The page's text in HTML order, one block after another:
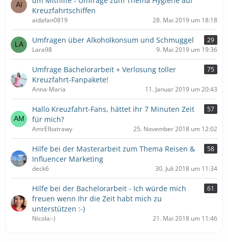
Kreuzfahrtschiffen
aidafan0819 28. Mai 2019 um 18:18
Umfragen über Alkoholkonsum und Schmuggel
29
Lara98
9. Mai 2019 um 19:36
Umfrage Bachelorarbeit + Verlosung toller
Kreuzfahrt-Fanpakete!
75
Anna-Maria 11. Januar 2019 um 20:43
Hallo Kreuzfahrt-Fans, hättet ihr 7 Minuten Zeit
für mich?
57
AmrElbatrawy 25. November 2018 um 12:02
Hilfe bei der Masterarbeit zum Thema Reisen &
Influencer Marketing
58
deck6 30. Juli 2018 um 11:34
Hilfe bei der Bachelorarbeit - Ich würde mich
freuen wenn Ihr die Zeit habt mich zu
unterstützen :-)
61
Nicola:-) 21. Mai 2018 um 11:46